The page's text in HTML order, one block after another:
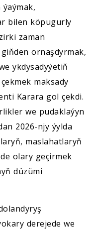
bilen köpugurly
zaman
ornaşdyrmak,
ykdysadyýetiň
maksady
Karara gol çekdi.
we pudaklaýyn
2026-njy ýylda
maslahatlaryň
olary geçirmek
düzümi
derejede we